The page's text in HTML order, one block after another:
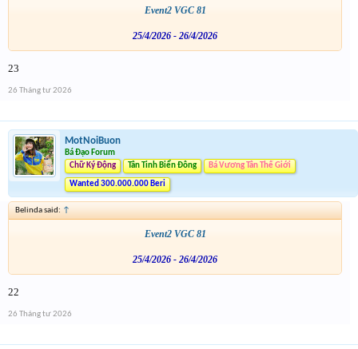
Event2 VGC 81
25/4/2026 - 26/4/2026
23
26 Tháng tư 2026
MotNoiBuon
Bá Đạo Forum
Chữ Ký Động
Tân Tinh Biển Đông Bá Vương Tân Thế Giới
Wanted 300.000.000 Beri
Belinda said: ↑
Event2 VGC 81
25/4/2026 - 26/4/2026
22
26 Tháng tư 2026